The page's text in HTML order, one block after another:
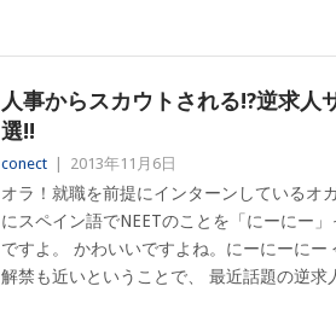
人事からスカウトされる!?逆求人
選!!
conect 2013年11月6日
オラ！就職を前提にインターンしているオ
にスペイン語でNEETのことを「にーにー
ですよ。 かわいいですよね。にーにーにー
解禁も近いということで、 最近話題の逆